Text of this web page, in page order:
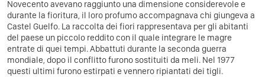
Novecento avevano raggiunto una dimensione considerevole e
durante la fioritura, il loro profumo accompagnava chi giungeva a
Castel Guelfo. La raccolta dei fiori rappresentava per gli abitanti
del paese un piccolo reddito con il quale integrare le magre
entrate di quei tempi. Abbattuti durante la seconda guerra
mondiale, dopo il conflitto furono sostituiti da meli. Nel 1977
questi ultimi furono estirpati e vennero ripiantati dei tigli.